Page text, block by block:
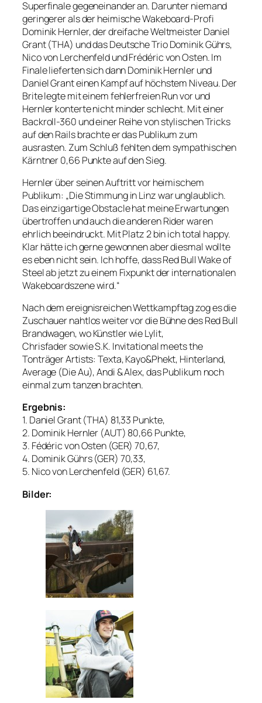
Superfinale gegeneinander an. Darunter niemand
geringerer als der heimische Wakeboard-Profi
Dominik Hernler, der dreifache Weltmeister Daniel
Grant (THA) und das Deutsche Trio Dominik Gührs,
Nico von Lerchenfeld und Frédéric von Osten. Im
Finale lieferten sich dann Dominik Hernler und
Daniel Grant einen Kampf auf höchstem Niveau. Der
Brite legte mit einem fehlerfreien Run vor und
Hernler konterte nicht minder schlecht. Mit einer
Backroll-360 und einer Reihe von stylischen Tricks
auf den Rails brachte er das Publikum zum
ausrasten. Zum Schluß fehlten dem sympathischen
Kärntner 0,66 Punkte auf den Sieg.
Hernler über seinen Auftritt vor heimischem
Publikum: „Die Stimmung in Linz war unglaublich.
Das einzigartige Obstacle hat meine Erwartungen
übertroffen und auch die anderen Rider waren
ehrlich beeindruckt. Mit Platz 2 bin ich total happy.
Klar hätte ich gerne gewonnen aber diesmal wollte
es eben nicht sein. Ich hoffe, dass Red Bull Wake of
Steel ab jetzt zu einem Fixpunkt der internationalen
Wakeboardszene wird.“
Nach dem ereignisreichen Wettkampftag zog es die
Zuschauer nahtlos weiter vor die Bühne des Red Bull
Brandwagen, wo Künstler wie Lylit,
Chrisfader sowie S.K. Invitational meets the
Tonträger Artists: Texta, Kayo&Phekt, Hinterland,
Average (Die Au), Andi & Alex, das Publikum noch
einmal zum tanzen brachten.
Ergebnis:
1. Daniel Grant (THA) 81,33 Punkte,
2. Dominik Hernler (AUT) 80,66 Punkte,
3. Fédéric von Osten (GER) 70,67,
4. Dominik Gührs (GER) 70,33,
5. Nico von Lerchenfeld (GER) 61,67.
Bilder: